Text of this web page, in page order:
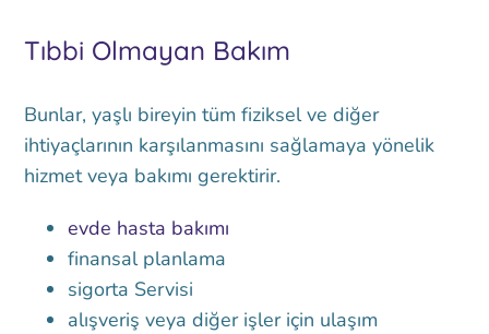
Tıbbi Olmayan Bakım
Bunlar, yaşlı bireyin tüm fiziksel ve diğer
ihtiyaçlarının karşılanmasını sağlamaya yönelik
hizmet veya bakımı gerektirir.
evde hasta bakımı
finansal planlama
sigorta Servisi
alışveriş veya diğer işler için ulaşım